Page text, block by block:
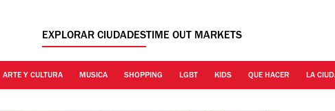
EXPLORAR CIUDADESTIME OUT MARKETS
ARTE Y CULTURA MUSICA SHOPPING LGBT KIDS QUE HACER LA